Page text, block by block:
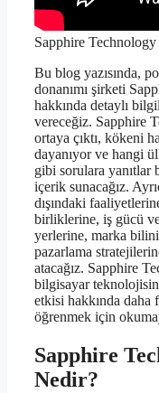
Sapphire
Bu blog yazısında,
donanımı şirketi
hakkında detaylı
vereceğiz. Sapphire
ortaya çıktı, kökeni
dayanıyor ve hangi
gibi sorulara yanıtlar
içerik sunacağız.
dışındaki
birliklerine, iş gücü
yerlerine, marka
pazarlama
atacağız. Sapphire
bilgisayar
etkisi hakkında daha
öğrenmek için
Sapphire
Nedir?